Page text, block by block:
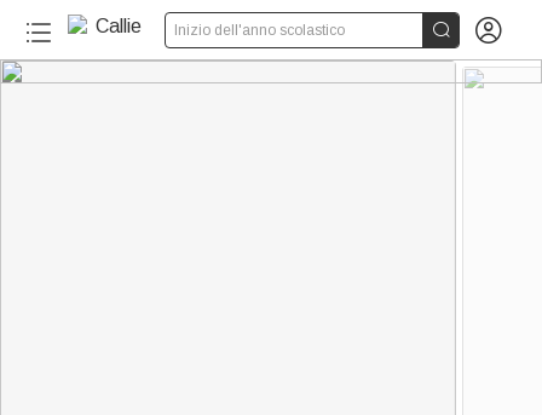
Inizio dell'anno scolastico  